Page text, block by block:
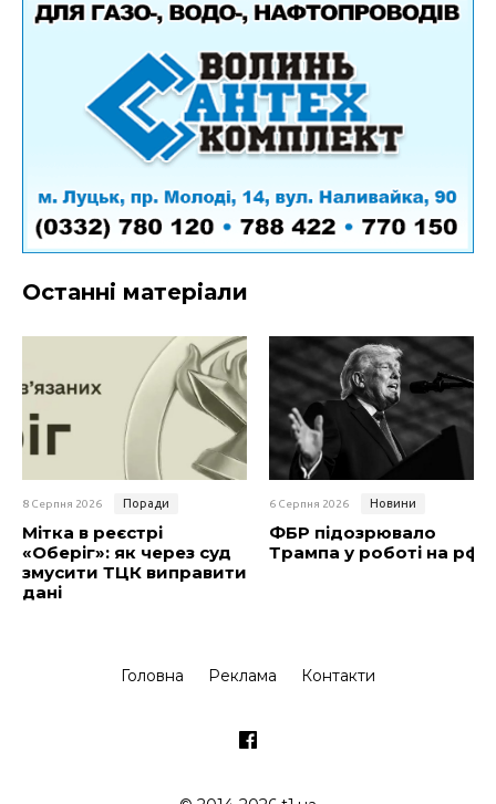
Останні матеріали
8 Серпня 2026 Поради
Мітка в реєстрі
«Оберіг»: як через суд
змусити ТЦК виправити
дані
6 Серпня 2026 Новини
ФБР підозрювало
Трампа у роботі на рф
Головна Реклама Контакти